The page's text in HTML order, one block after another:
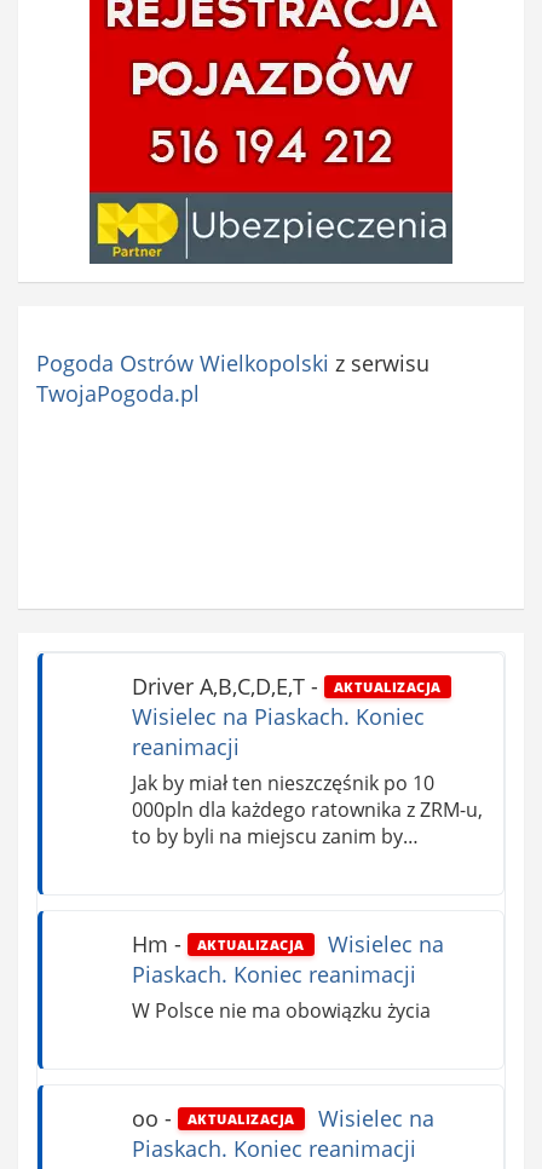
Pogoda Ostrów Wielkopolski z serwisu
TwojaPogoda.pl
Driver A,B,C,D,E,T- AKTUALIZACJA
Wisielec na Piaskach. Koniec
reanimacji
Jak by miał ten nieszczęśnik po 10
000pln dla każdego ratownika z ZRM-u,
to by byli na miejscu zanim by…
Hm - AKTUALIZACJA
Wisielec na
Piaskach. Koniec reanimacji
W Polsce nie ma obowiązku życia
oo - AKTUALIZACJA
Wisielec na
Piaskach. Koniec reanimacji